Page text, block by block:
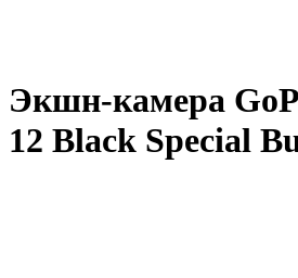
Экшн-камера
12 Black Special